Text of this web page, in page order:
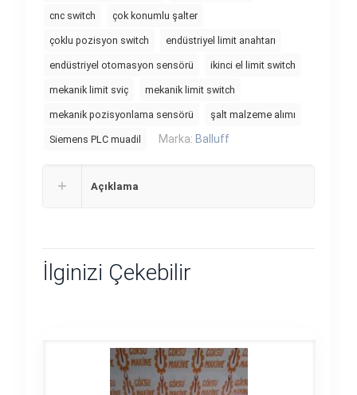
cnc switch çok konumlu şalter
çoklu pozisyon switch endüstriyel limit anahtarı
endüstriyel otomasyon sensörü ikinci el limit switch
mekanik limit sviç mekanik limit switch
mekanik pozisyonlama sensörü şalt malzeme alımı
Siemens PLC muadil Marka: Balluff
Açıklama
İlginizi Çekebilir